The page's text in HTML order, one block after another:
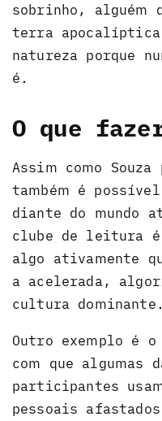
sobrinho, alguém
terra
natureza porque
é.
O que
Assim como
também é
diante do mundo
clube de leitura é
algo ativamente
a acelerada,
cultura dominante.
Outro exemplo é
com que algumas
participantes
pessoais